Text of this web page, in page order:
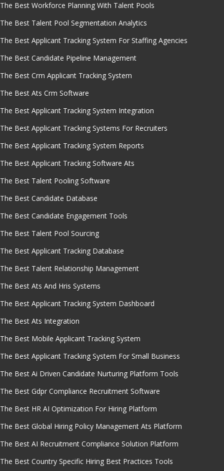
The Best Workforce Planning With Talent Pools
The Best Talent Pool Segmentation Analytics
The Best Applicant Tracking System For Staffing Agencies
The Best Candidate Pipeline Management
The Best Crm Applicant Tracking System
The Best Ats Crm Software
The Best Applicant Tracking System Integration
The Best Applicant Tracking Systems For Recruiters
The Best Applicant Tracking System Reports
The Best Applicant Tracking Software Ats
The Best Talent Pooling Software
The Best Candidate Database
The Best Candidate Engagement Tools
The Best Talent Pool Sourcing
The Best Applicant Tracking Database
The Best Talent Relationship Management
The Best Ats And Hris Systems
The Best Applicant Tracking System Dashboard
The Best Ats Integration
The Best Mobile Applicant Tracking System
The Best Applicant Tracking System For Small Business
The Best Ai Driven Candidate Nurturing Platform Tools
The Best Gdpr Compliance Recruitment Software
The Best HR AI Optimization For Hiring Platform
The Best Global Hiring Policy Management Ats Platform
The Best AI Recruitment Compliance Solution Platform
The Best Country Specific Hiring Best Practices Tools